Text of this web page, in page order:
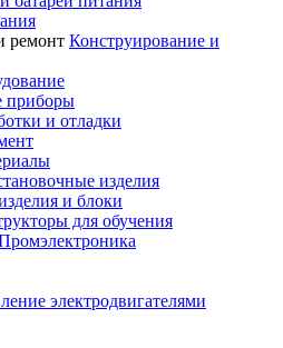
Конструирование и
приборы
и отладки
изделия
и блоки
для обучения
электродвигателями